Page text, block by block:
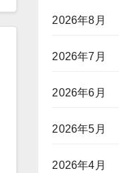
2026年8月
2026年7月
2026年6月
2026年5月
2026年4月